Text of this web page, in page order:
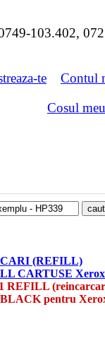
103.402,
Contul
te
Cosul
(REFILL)
CARTUSE Xerox
REFILL
pentru